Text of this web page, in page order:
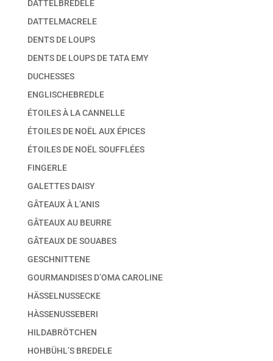
DATTELBREDELE
DATTELMACRELE
DENTS DE LOUPS
DENTS DE LOUPS DE TATA EMY
DUCHESSES
ENGLISCHEBREDLE
ÉTOILES À LA CANNELLE
ÉTOILES DE NOËL AUX ÉPICES
ÉTOILES DE NOËL SOUFFLÉES
FINGERLE
GALETTES DAISY
GÂTEAUX À L’ANIS
GÂTEAUX AU BEURRE
GÂTEAUX DE SOUABES
GESCHNITTENE
GOURMANDISES D’OMA CAROLINE
HÄSSELNUSSECKE
HÀSSENUSSEBERI
HILDABRÖTCHEN
HOHBÜHL’S BREDELE